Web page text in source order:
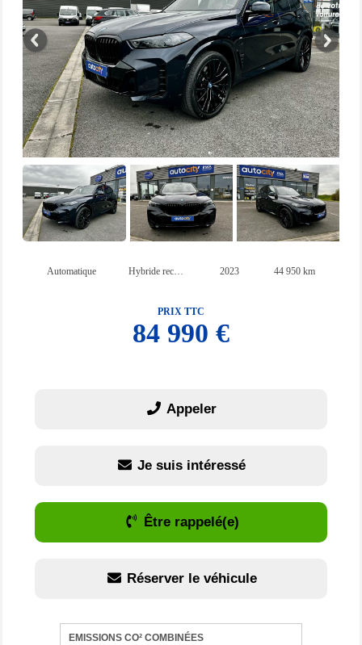
Automatique Hybride rechargeable essence 2023 44 950 km
PRIX TTC
84 990 €
Appeler
Je suis intéressé
Être rappelé(e)
Réserver le véhicule
EMISSIONS CO² COMBINÉES